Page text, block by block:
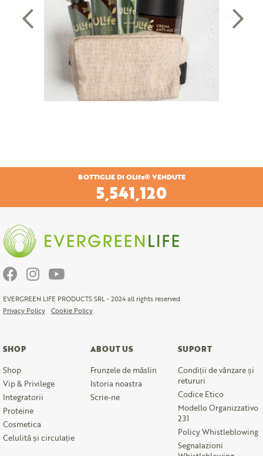
BOTTIGLIE DI OLife® VENDUTE
6,991,920
EVERGREEN LIFE PRODUCTS SRL - 2024 all rights reserved
Privacy Policy
Cookie Policy
SHOP
Shop
Vip & Privilege
Integratorii
Proteine
Cosmetica
Celulită și circulație
ABOUT US
Frunzele de măslin
Istoria noastra
Scrie-ne
SUPORT
Condiții de vânzare și
retururi
Codice Etico
Modello Organizzativo
231
Policy Whistleblowing
Segnalazioni